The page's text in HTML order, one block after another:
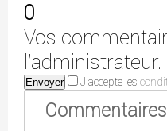
0
Vos
l'administrateur.
Envoyer J'accepte les
Commentaires